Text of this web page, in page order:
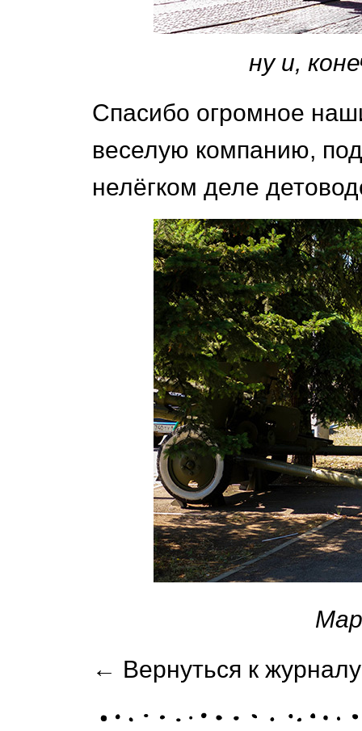
ну и,
Спасибо огромное
веселую компанию,
нелёгком деле
← Вернуться к